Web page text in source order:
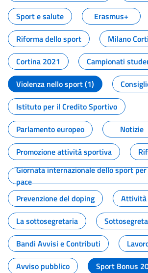
Sport e salute
Erasmus+
Riforma dello sport
Milano
Cortina 2021
Campionati
Violenza nello sport (1)
Istituto per il Credito Sportivo
Parlamento europeo
Notizie
Promozione attività sportiva
Giornata internazionale dello sport
pace
Prevenzione del doping
Attività
La sottosegretaria
Bandi Avvisi e Contributi
Avviso pubblico
Sport Bonus